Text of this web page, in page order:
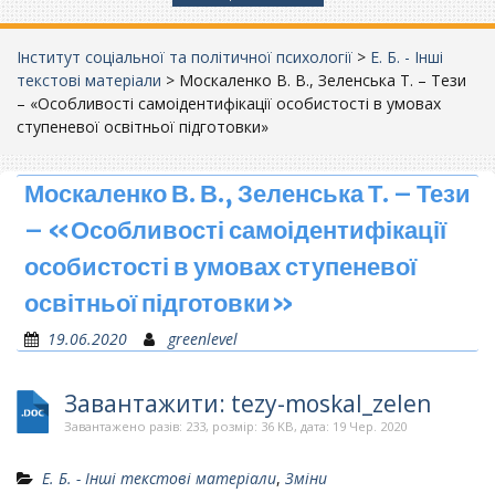
Інститут соціальної та політичної психології > Е. Б. - Інші
текстові матеріали > Москаленко В. В., Зеленська Т. – Тези
– «Особливості самоідентифікації особистості в умовах
ступеневої освітньої підготовки»
Москаленко В. В., Зеленська Т. – Тези
– «Особливості самоідентифікації
особистості в умовах ступеневої
освітньої підготовки»
19.06.2020 greenlevel
Завантажити: tezy-moskal_zelen
Завантажено разів: 233, розмір: 36 KB, дата: 19 Чер. 2020
Е. Б. - Інші текстові матеріали, Зміни